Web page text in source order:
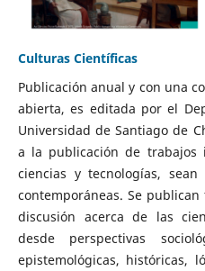
Culturas Científicas
Publicación anual y con una
abierta, es editada por el
Universidad de Santiago de
a la publicación de trabajos
ciencias y tecnologías,
contemporáneas. Se
discusión acerca de las
desde perspectivas
epistemológicas, históricas,